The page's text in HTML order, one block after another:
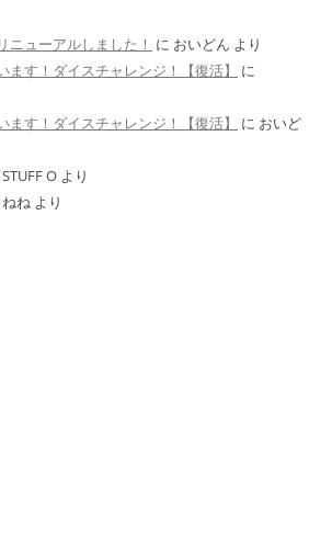
ニューアルしました！ に おいどん より
ます！ダイスチャレンジ！【復活】
に
ます！ダイスチャレンジ！【復活】
に おいど
STUFF O より
ねね より